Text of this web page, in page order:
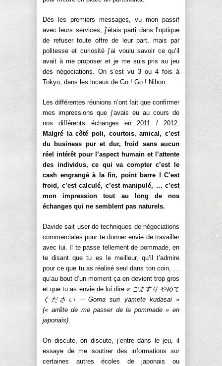
Dès les premiers messages, vu mon passif
avec leurs services, j’étais parti dans l’optique
de refuser toute offre de leur part, mais par
politesse et curiosité j’ai voulu savoir ce qu’il
avait à me proposer et je me suis pris au jeu
des négociations. On s’est vu 3 ou 4 fois à
Tokyo, dans les locaux de Go ! Go ! Nihon.
Les différentes réunions n’ont fait que confirmer
mes impressions que j’avais eu au cours de
nos différents échanges en 2011 / 2012.
Malgré la côté poli, courtois, amical, c’est
du business pur et dur, froid sans aucun
réel intérêt pour l’aspect humain et l’attente
des individus, ce qui va compter c’est le
cash engrangé à la fin, point barre ! C’est
froid, c’est calculé, c’est manipulé, … c’est
mon impression tout au long de nos
échanges qui ne semblent pas naturels.
Davide sait user de techniques de négociations
commerciales pour te donner envie de travailler
avec lui. Il te passe tellement de pommade, en
te disant que tu es le meilleur, qu’il t’admire
pour ce que tu as réalisé seul dans ton coin, …
qu’au bout d’un moment ça en devient trop gros
et que tu as envie de lui dire « ごますり やめて
ください – Goma suri yamete kudasai »
(« arrête de me passer de la pommade » en
japonais).
On discute, on discute, j’entre dans le jeu, il
essaye de me soutirer des informations sur
certaines autres écoles de japonais ou